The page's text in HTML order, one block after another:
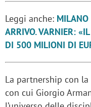
Leggi anche: MILANO
ARRIVO. VARNIER:
DI 500 MILIONI DI
La partnership con
con cui Giorgio